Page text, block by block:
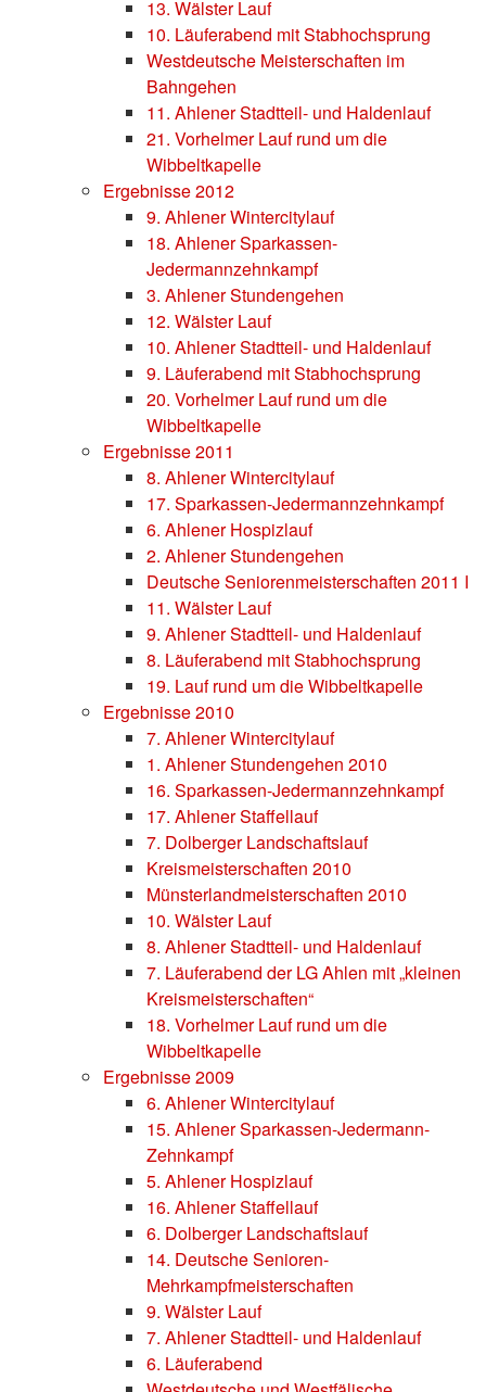
13. Wälster Lauf
10. Läuferabend mit Stabhochsprung
Westdeutsche Meisterschaften im
Bahngehen
11. Ahlener Stadtteil- und Haldenlauf
21. Vorhelmer Lauf rund um die
Wibbeltkapelle
Ergebnisse 2012
9. Ahlener Wintercitylauf
18. Ahlener Sparkassen-
Jedermannzehnkampf
3. Ahlener Stundengehen
12. Wälster Lauf
10. Ahlener Stadtteil- und Haldenlauf
9. Läuferabend mit Stabhochsprung
20. Vorhelmer Lauf rund um die
Wibbeltkapelle
Ergebnisse 2011
8. Ahlener Wintercitylauf
17. Sparkassen-Jedermannzehnkampf
6. Ahlener Hospizlauf
2. Ahlener Stundengehen
Deutsche Seniorenmeisterschaften 2011 I
11. Wälster Lauf
9. Ahlener Stadtteil- und Haldenlauf
8. Läuferabend mit Stabhochsprung
19. Lauf rund um die Wibbeltkapelle
Ergebnisse 2010
7. Ahlener Wintercitylauf
1. Ahlener Stundengehen 2010
16. Sparkassen-Jedermannzehnkampf
17. Ahlener Staffellauf
7. Dolberger Landschaftslauf
Kreismeisterschaften 2010
Münsterlandmeisterschaften 2010
10. Wälster Lauf
8. Ahlener Stadtteil- und Haldenlauf
7. Läuferabend der LG Ahlen mit „kleinen
Kreismeisterschaften“
18. Vorhelmer Lauf rund um die
Wibbeltkapelle
Ergebnisse 2009
6. Ahlener Wintercitylauf
15. Ahlener Sparkassen-Jedermann-
Zehnkampf
5. Ahlener Hospizlauf
16. Ahlener Staffellauf
6. Dolberger Landschaftslauf
14. Deutsche Senioren-
Mehrkampfmeisterschaften
9. Wälster Lauf
7. Ahlener Stadtteil- und Haldenlauf
6. Läuferabend